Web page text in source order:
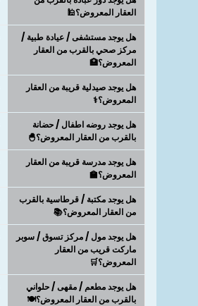
العقار المعروض؟🕌
هل يوجد مستشفى / عيادة طبية /
مركز صحي بالقرب من العقار
المعروض؟🏥
هل يوجد صيدلية قريبة من العقار
المعروض؟⚕️
هل يوجد روضه اطفال / حضانة
بالقرب من العقار المعروض؟🐣
هل يوجد مدرسة قريبة من العقار
المعروض؟🏫
هل يوجد مكتبة / قرطاسية بالقرب
من العقار المعروض؟📚
هل يوجد مول / مركز تسوق / سوبر
ماركت قريب من العقار
المعروض؟🛒
هل يوجد مطعم / مقهى / حلواني
بالقرب من العقار المعروض؟🍽️